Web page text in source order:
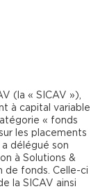
1ÈRE
(la « SICAV »),
à capital variable
« fonds
les placements
délégué son
à Solutions &
de fonds. Celle-ci
la SICAV ainsi